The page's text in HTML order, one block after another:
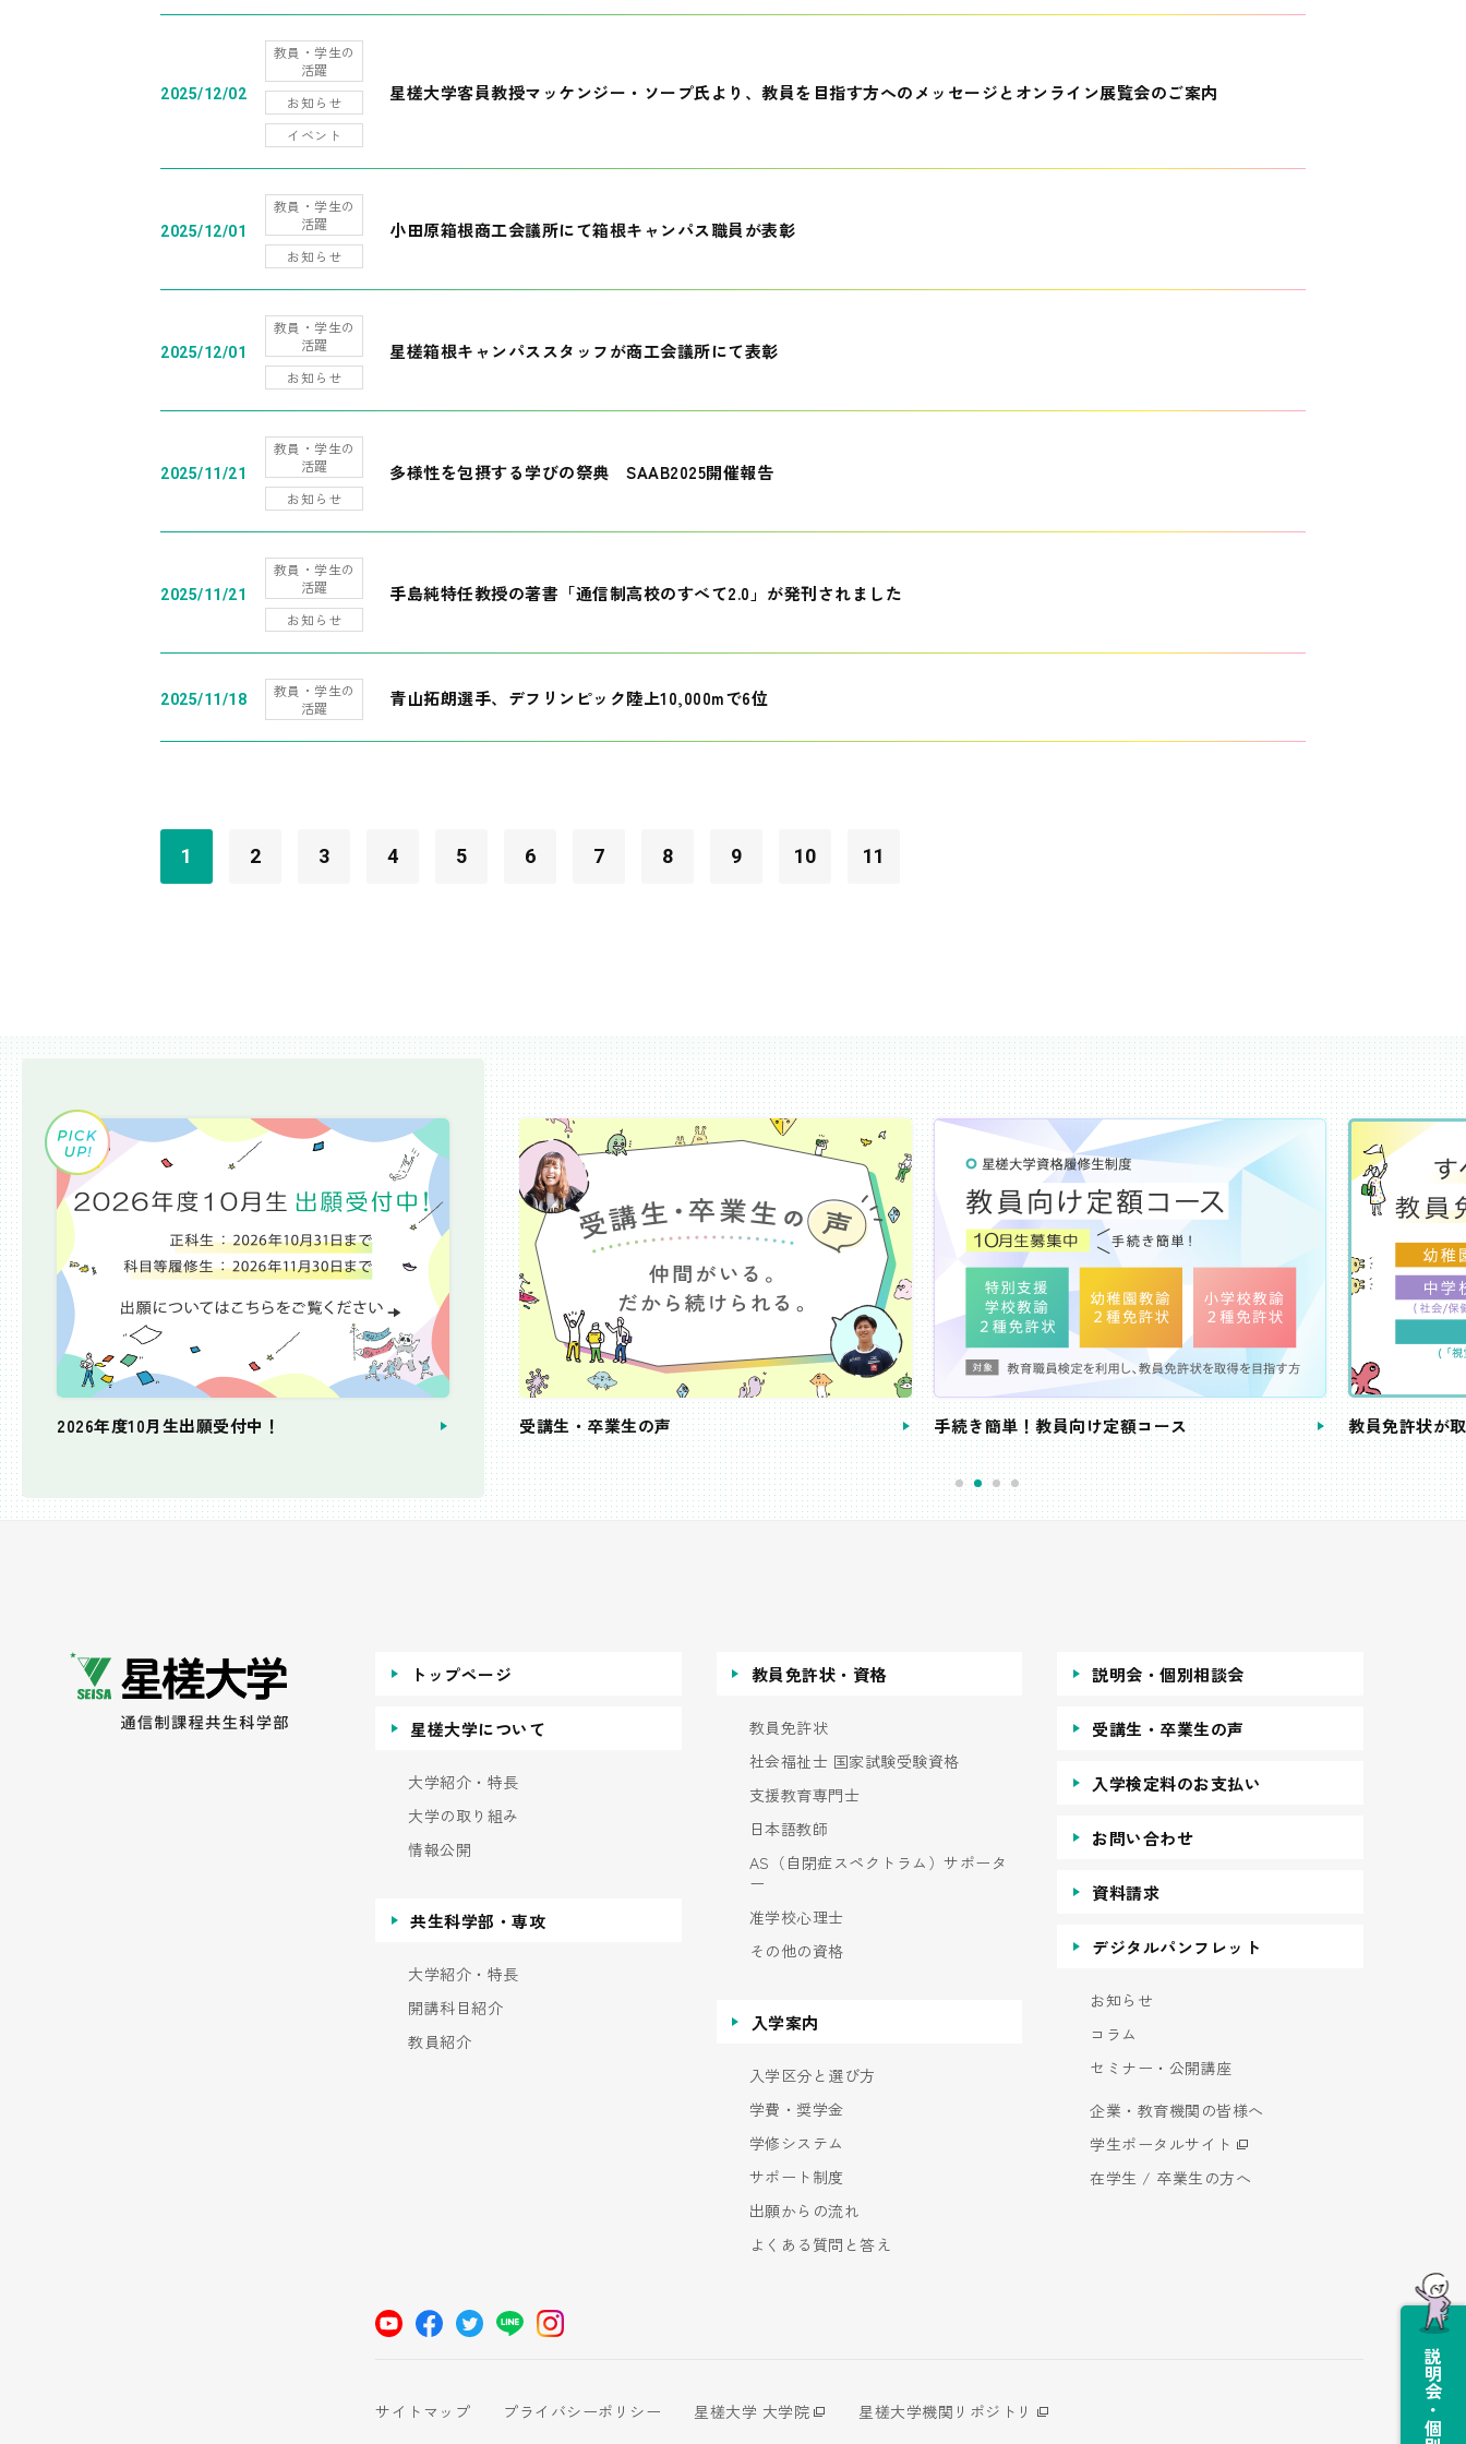
2025/12/02
教員・学生の
活躍
お知らせ
イベント
星槎大学客員教授マッケンジー・ソープ氏より、教員を目指す方へのメッセージとオンライン展覧会のご案内
2025/12/01
教員・学生の
活躍
お知らせ
小田原箱根商工会議所にて箱根キャンパス職員が表彰
2025/12/01
教員・学生の
活躍
お知らせ
星槎箱根キャンパススタッフが商工会議所にて表彰
2025/11/21
教員・学生の
活躍
お知らせ
多様性を包摂する学びの祭典 SAAB2025開催報告
2025/11/21
教員・学生の
活躍
お知らせ
手島純特任教授の著書「通信制高校のすべて2.0」が発刊されました
2025/11/18
教員・学生の
活躍
青山拓朗選手、デフリンピック陸上10,000mで6位
1 2 3 4 5 6 7 8 9 10 11
2026年度10月生出願受付中！
個別相談会 受講生・卒業生の声 手続き簡単！教員向け定額コース 教員免許状が
トップページ
星槎大学について
大学紹介・特長
大学の取り組み
情報公開
共生科学部・専攻
大学紹介・特長
開講科目紹介
教員紹介
教員免許状・資格
教員免許状
社会福祉士 国家試験受験資格
支援教育専門士
日本語教師
AS（自閉症スペクトラム）サポータ
ー
准学校心理士
その他の資格
入学案内
入学区分と選び方
学費・奨学金
学修システム
サポート制度
出願からの流れ
よくある質問と答え
説明会・個別相談会
受講生・卒業生の声
入学検定料のお支払い
お問い合わせ
資料請求
デジタルパンフレット
お知らせ
コラム
セミナー・公開講座
企業・教育機関の皆様へ
学生ポータルサイト
在学生 / 卒業生の方へ
サイトマップ プライバシーポリシー 星槎大学 大学院
星槎大学機関リポジトリ